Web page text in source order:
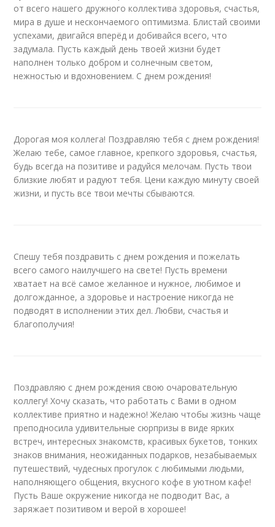
от всего нашего дружного коллектива здоровья, счастья,
мира в душе и нескончаемого оптимизма. Блистай своими
успехами, двигайся вперёд и добивайся всего, что
задумала. Пусть каждый день твоей жизни будет
наполнен только добром и солнечным светом,
нежностью и вдохновением. С днем рождения!
Дорогая моя коллега! Поздравляю тебя с днем рождения!
Желаю тебе, самое главное, крепкого здоровья, счастья,
будь всегда на позитиве и радуйся мелочам. Пусть твои
близкие любят и радуют тебя. Цени каждую минуту своей
жизни, и пусть все твои мечты сбываются.
Спешу тебя поздравить с днем рождения и пожелать
всего самого наилучшего на свете! Пусть времени
хватает на всё самое желанное и нужное, любимое и
долгожданное, а здоровье и настроение никогда не
подводят в исполнении этих дел. Любви, счастья и
благополучия!
Поздравляю с днем рождения свою очаровательную
коллегу! Хочу сказать, что работать с Вами в одном
коллективе приятно и надежно! Желаю чтобы жизнь чаще
преподносила удивительные сюрпризы в виде ярких
встреч, интересных знакомств, красивых букетов, тонких
знаков внимания, неожиданных подарков, незабываемых
путешествий, чудесных прогулок с любимыми людьми,
наполняющего общения, вкусного кофе в уютном кафе!
Пусть Ваше окружение никогда не подводит Вас, а
заряжает позитивом и верой в хорошее!